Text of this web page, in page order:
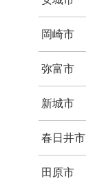
岡崎市
弥富市
新城市
春日井市
田原市